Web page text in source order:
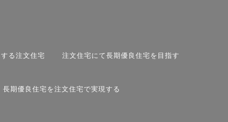
る注文住宅 注文住宅にて長期優良住宅を目指す
長期優良住宅を注文住宅で実現する